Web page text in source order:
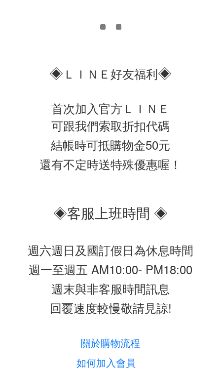
◈ ＬＩＮＥ好友福利◈
首次加入官方ＬＩＮＥ
可跟我們索取折扣代碼
結帳時可抵購物金50元
還有不定時送特殊優惠喔！
◈客服上班時間 ◈
週六週日及國訂假日為休息時間
週一至週五 AM10:00- PM18:00
週末與非客服時間訊息
回覆速度較慢敬請見諒!
關於購物流程
如何加入會員